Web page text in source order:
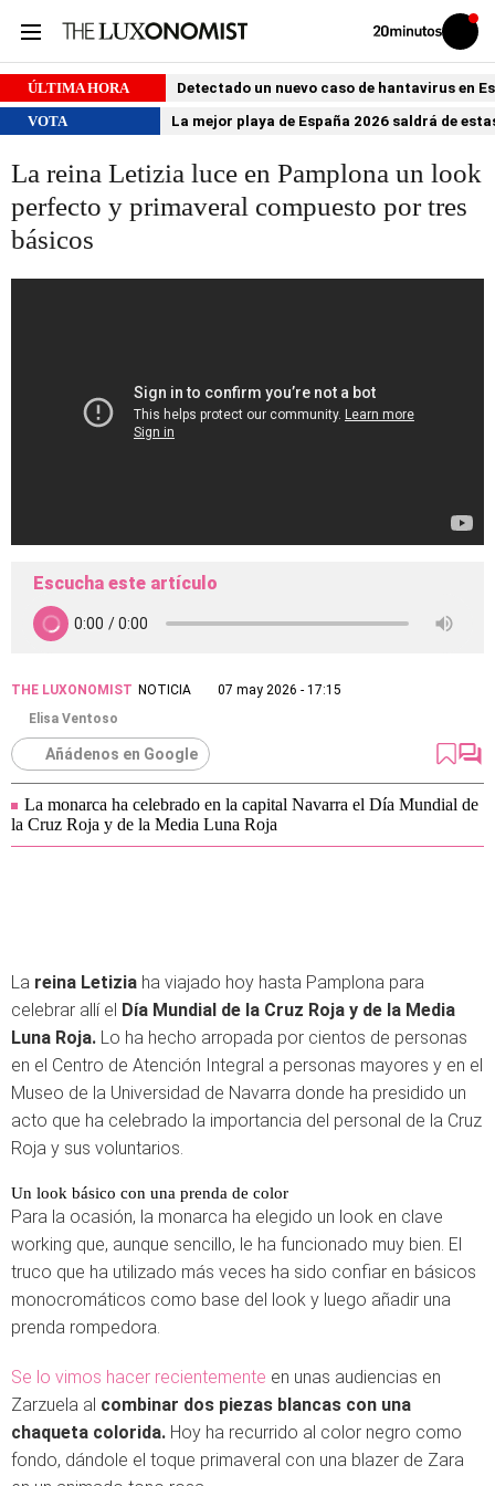
Volver
Iniciar
sesión
ÚLTIMA HORA
Detectado un nuevo caso de hantavirus en
VOTA
La mejor playa de España 2026 saldrá de
La reina Letizia luce en Pamplona un look
perfecto y primaveral compuesto por tres
básicos
Escucha este artículo
THE LUXONOMIST NOTICIA
07 may 2026 - 17:15
Elisa Ventoso
Añádenos en Google
La monarca ha celebrado en la capital Navarra el Día Mundial de
la Cruz Roja y de la Media Luna Roja
La reina Letizia ha viajado hoy hasta Pamplona para
celebrar allí el Día Mundial de la Cruz Roja y de la Media
Luna Roja. Lo ha hecho arropada por cientos de personas
en el Centro de Atención Integral a personas mayores y en el
Museo de la Universidad de Navarra donde ha presidido un
acto que ha celebrado la importancia del personal de la Cruz
Roja y sus voluntarios.
Un look básico con una prenda de color
Para la ocasión, la monarca ha elegido un look en clave
working que, aunque sencillo, le ha funcionado muy bien. El
truco que ha utilizado más veces ha sido confiar en básicos
monocromáticos como base del look y luego añadir una
prenda rompedora.
Se lo vimos hacer recientemente en unas audiencias en
Zarzuela al combinar dos piezas blancas con una
chaqueta colorida. Hoy ha recurrido al color negro como
fondo, dándole el toque primaveral con una blazer de Zara